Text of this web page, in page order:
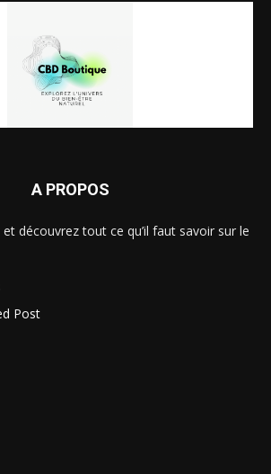
A PROPOS
découvrez tout ce qu’il faut savoir sur le
Post